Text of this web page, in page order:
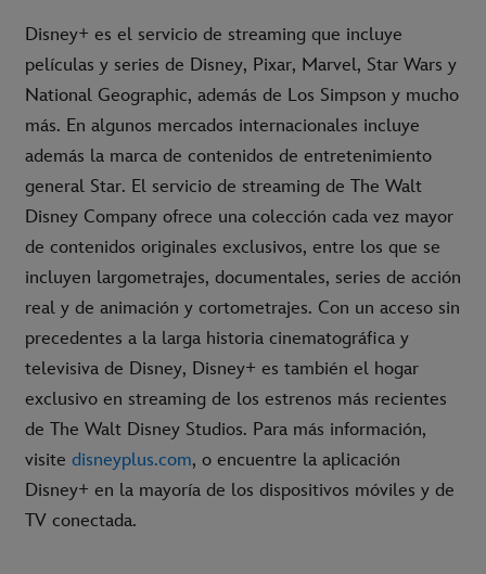
Disney+ es el servicio de streaming que incluye
películas y series de Disney, Pixar, Marvel, Star Wars y
National Geographic, además de Los Simpson y mucho
más. En algunos mercados internacionales incluye
además la marca de contenidos de entretenimiento
general Star. El servicio de streaming de The Walt
Disney Company ofrece una colección cada vez mayor
de contenidos originales exclusivos, entre los que se
incluyen largometrajes, documentales, series de acción
real y de animación y cortometrajes. Con un acceso sin
precedentes a la larga historia cinematográfica y
televisiva de Disney, Disney+ es también el hogar
exclusivo en streaming de los estrenos más recientes
de The Walt Disney Studios. Para más información,
visite disneyplus.com, o encuentre la aplicación
Disney+ en la mayoría de los dispositivos móviles y de
TV conectada.